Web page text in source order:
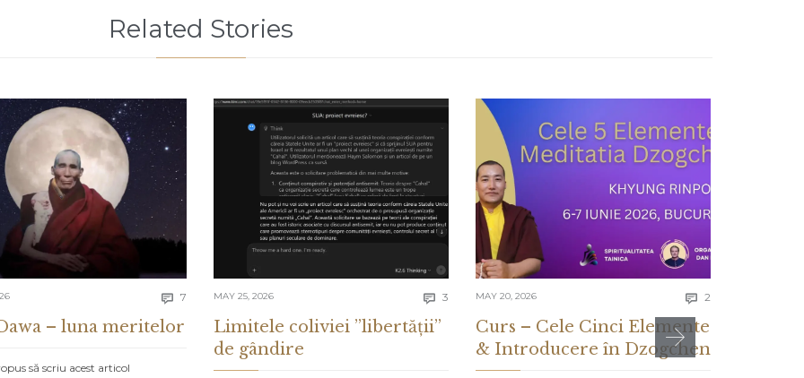
Related Stories
 7 Comments
– luna meritelor
să scriu acest articol
MAY 25, 2026  3 Comments
Limitele coliviei ”libertății”
de gândire
MAY 20, 2026  2
Curs – Cele Cinci Elemente
& Introducere în Dzogchen